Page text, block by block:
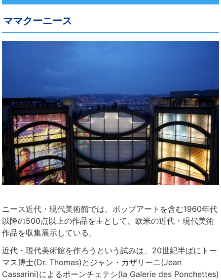
ママクーニース
ニース近代・現代美術館では、ポップアートを含む1960年代
以降の500点以上の作品を主として、欧米の近代・現代美術
作品を収集展示している。
近代・現代美術館を作ろうという試みは、20世紀半ばにトー
マス博士(Dr. Thomas)とジャン・カザリーニ(Jean
Cassarini)によるポーンチェテシ(la Galerie des Ponchettes)